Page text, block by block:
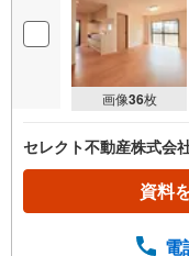
画像36枚
セレクト不動産株式会
資料
電